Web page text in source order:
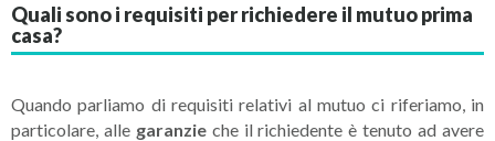
Quali sono i requisiti per richiedere il mutuo prima
casa?
Quando parliamo di requisiti relativi al mutuo ci riferiamo, in
particolare, alle garanzieche il richiedente è tenuto ad avere